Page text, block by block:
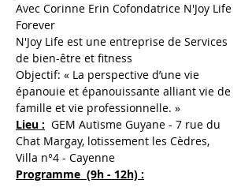
Avec Corinne Erin Cofondatrice N'Joy Life
Forever
N'Joy Life est une entreprise de Services
de bien-être et fitness
Objectif: « La perspective d’une vie
épanouie et épanouissante alliant vie de
famille et vie professionnelle. »
Lieu : GEM Autisme Guyane - 7 rue du
Chat Margay, lotissement les Cèdres,
Villa n°4 - Cayenne
Programme  (9h - 12h) :